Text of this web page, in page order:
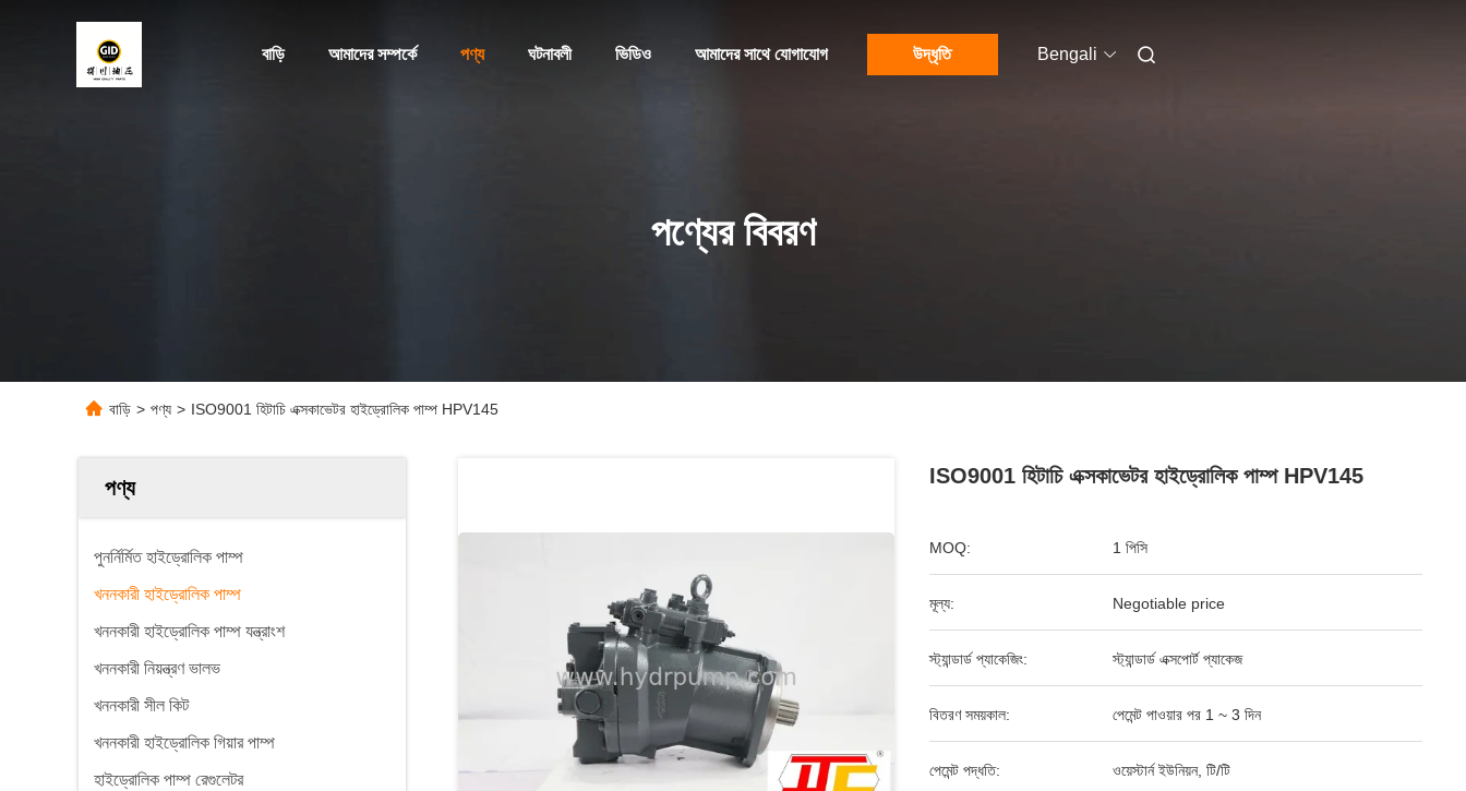
বাড়ি আমাদের সম্পর্কে পণ্য ঘটনাবলী ভিডিও আমাদের সাথে যোগাযোগ উদ্ধৃতি Bengali
পণ্যের বিবরণ
বাড়ি > পণ্য > ISO9001 হিটাচি এক্সকাভেটর হাইড্রোলিক পাম্প HPV145
পণ্য
পুনর্নির্মিত হাইড্রোলিক পাম্প
খননকারী হাইড্রোলিক পাম্প
খননকারী হাইড্রোলিক পাম্প যন্ত্রাংশ
খননকারী নিয়ন্ত্রণ ভালভ
খননকারী সীল কিট
খননকারী হাইড্রোলিক গিয়ার পাম্প
হাইড্রোলিক পাম্প রেগুলেটর
ISO9001 হিটাচি এক্সকাভেটর হাইড্রোলিক পাম্প HPV145
MOQ: 1 পিসি
মূল্য: Negotiable price
স্ট্যান্ডার্ড প্যাকেজিং: স্ট্যান্ডার্ড এক্সপোর্ট প্যাকেজ
বিতরণ সময়কাল: পেমেন্ট পাওয়ার পর 1 ~ 3 দিন
পেমেন্ট পদ্ধতি: ওয়েস্টার্ন ইউনিয়ন, টি/টি